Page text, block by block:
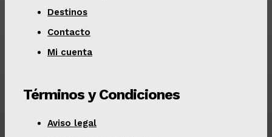
Destinos
Contacto
Mi cuenta
Términos y Condiciones
Aviso legal